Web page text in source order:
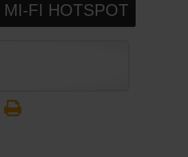
MI-FI HOTSPOT עמדת WIFI ניידת
WhatsApp
הדפס